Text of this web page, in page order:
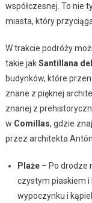
współczesnej. To nie
miasta, który
W trakcie podróży
takie jakSantillana
budynków, które
znane z pięknej
znanej z
w Comillas, gdzie
przez architekta
Plaże– Po drodze
czystym piaskiem i
wypoczynku i